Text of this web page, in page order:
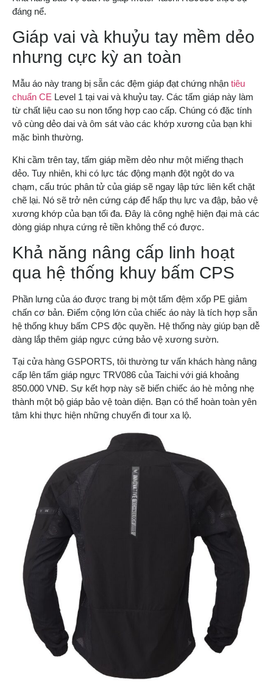
đáng nể.
Giáp vai và khuỷu tay mềm dẻo
nhưng cực kỳ an toàn
Mẫu áo này trang bị sẵn các đệm giáp đạt chứng nhận tiêu
chuẩn CE Level 1 tại vai và khuỷu tay. Các tấm giáp này làm
từ chất liệu cao su non tổng hợp cao cấp. Chúng có đặc tính
vô cùng dẻo dai và ôm sát vào các khớp xương của bạn khi
mặc bình thường.
Khi cầm trên tay, tấm giáp mềm dẻo như một miếng thạch
dẻo. Tuy nhiên, khi có lực tác động mạnh đột ngột do va
chạm, cấu trúc phân tử của giáp sẽ ngay lập tức liên kết chặt
chẽ lại. Nó sẽ trở nên cứng cáp để hấp thụ lực va đập, bảo vệ
xương khớp của bạn tối đa. Đây là công nghệ hiện đại mà các
dòng giáp nhựa cứng rẻ tiền không thể có được.
Khả năng nâng cấp linh hoạt
qua hệ thống khuy bấm CPS
Phần lưng của áo được trang bị một tấm đệm xốp PE giảm
chấn cơ bản. Điểm cộng lớn của chiếc áo này là tích hợp sẵn
hệ thống khuy bấm CPS độc quyền. Hệ thống này giúp bạn dễ
dàng lắp thêm giáp ngực cứng bảo vệ xương sườn.
Tại cửa hàng GSPORTS, tôi thường tư vấn khách hàng nâng
cấp lên tấm giáp ngực TRV086 của Taichi với giá khoảng
850.000 VNĐ. Sự kết hợp này sẽ biến chiếc áo hè mỏng nhẹ
thành một bộ giáp bảo vệ toàn diện. Bạn có thể hoàn toàn yên
tâm khi thực hiện những chuyến đi tour xa lộ.